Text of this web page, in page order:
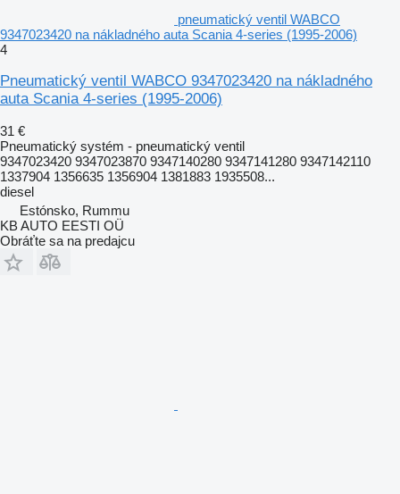
pneumatický ventil WABCO
9347023420 na nákladného auta Scania 4-series (1995-2006)
4
Pneumatický ventil WABCO 9347023420 na nákladného
auta Scania 4-series (1995-2006)
31 €
Pneumatický systém - pneumatický ventil
9347023420 9347023870 9347140280 9347141280 9347142110
1337904 1356635 1356904 1381883 1935508...
diesel
Estónsko, Rummu
KB AUTO EESTI OÜ
Obráťte sa na predajcu